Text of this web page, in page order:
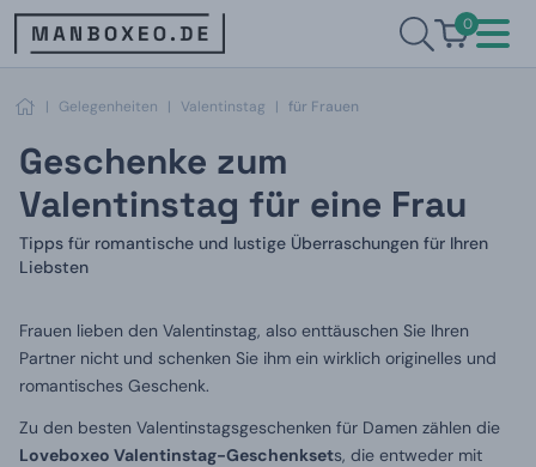
0
| Gelegenheiten | Valentinstag | für Frauen
Geschenke zum
Valentinstag für eine Frau
Tipps für romantische und lustige Überraschungen für Ihren
Liebsten
Frauen lieben den Valentinstag, also enttäuschen Sie Ihren
Partner nicht und schenken Sie ihm ein wirklich originelles und
romantisches Geschenk.
Zu den besten Valentinstagsgeschenken für Damen zählen die
Loveboxeo Valentinstag-Geschenksets, die entweder mit